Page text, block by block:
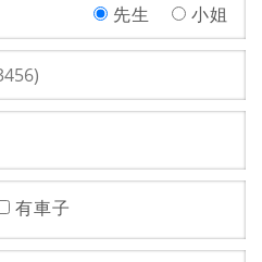
先生 小姐
有車子